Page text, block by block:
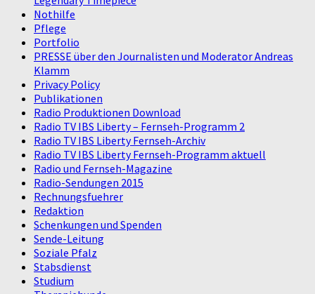
Nothilfe
Pflege
Portfolio
PRESSE über den Journalisten und Moderator Andreas
Klamm
Privacy Policy
Publikationen
Radio Produktionen Download
Radio TV IBS Liberty – Fernseh-Programm 2
Radio TV IBS Liberty Fernseh-Archiv
Radio TV IBS Liberty Fernseh-Programm aktuell
Radio und Fernseh-Magazine
Radio-Sendungen 2015
Rechnungsfuehrer
Redaktion
Schenkungen und Spenden
Sende-Leitung
Soziale Pfalz
Stabsdienst
Studium